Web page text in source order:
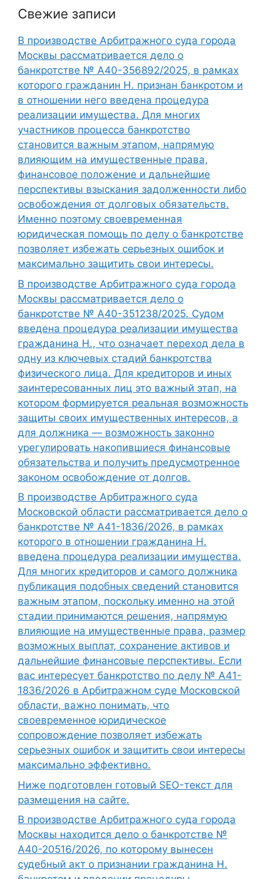
Свежие записи
В производстве Арбитражного суда города
Москвы рассматривается дело о
банкротстве № А40-356892/2025, в рамках
которого гражданин Н. признан банкротом и
в отношении него введена процедура
реализации имущества. Для многих
участников процесса банкротство
становится важным этапом, напрямую
влияющим на имущественные права,
финансовое положение и дальнейшие
перспективы взыскания задолженности либо
освобождения от долговых обязательств.
Именно поэтому своевременная
юридическая помощь по делу о банкротстве
позволяет избежать серьезных ошибок и
максимально защитить свои интересы.
В производстве Арбитражного суда города
Москвы рассматривается дело о
банкротстве № А40-351238/2025. Судом
введена процедура реализации имущества
гражданина Н., что означает переход дела в
одну из ключевых стадий банкротства
физического лица. Для кредиторов и иных
заинтересованных лиц это важный этап, на
котором формируется реальная возможность
защиты своих имущественных интересов, а
для должника — возможность законно
урегулировать накопившиеся финансовые
обязательства и получить предусмотренное
законом освобождение от долгов.
В производстве Арбитражного суда
Московской области рассматривается дело о
банкротстве № А41-1836/2026, в рамках
которого в отношении гражданина Н.
введена процедура реализации имущества.
Для многих кредиторов и самого должника
публикация подобных сведений становится
важным этапом, поскольку именно на этой
стадии принимаются решения, напрямую
влияющие на имущественные права, размер
возможных выплат, сохранение активов и
дальнейшие финансовые перспективы. Если
вас интересует банкротство по делу № А41-
1836/2026 в Арбитражном суде Московской
области, важно понимать, что
своевременное юридическое
сопровождение позволяет избежать
серьезных ошибок и защитить свои интересы
максимально эффективно.
Ниже подготовлен готовый SEO-текст для
размещения на сайте.
В производстве Арбитражного суда города
Москвы находится дело о банкротстве №
А40-20516/2026, по которому вынесен
судебный акт о признании гражданина Н.